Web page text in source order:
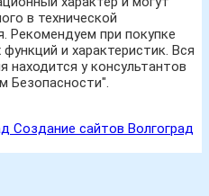
в технической
Рекомендуем при покупке
и характеристик. Вся
находится у консультантов
Безопасности".
Создание сайтов Волгоград